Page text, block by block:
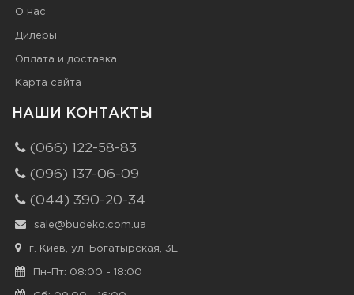
О нас
Дилеры
Оплата и доставка
Карта сайта
НАШИ КОНТАКТЫ
(066) 122-58-83
(096) 137-06-09
(044) 390-20-34
sale@budeko.com.ua
г. Киев, ул. Богатырская, 3Е
Пн-Пт: 08:00 - 18:00